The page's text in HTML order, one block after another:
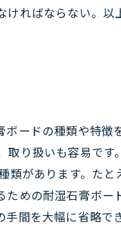
ればならない。
ードの種類や特徴
り扱いも容易で
があります。た
めの耐湿石膏ボ
間を大幅に省略